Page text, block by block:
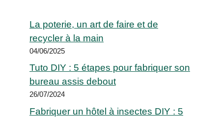
La poterie, un art de faire et de
recycler à la main
04/06/2025
Tuto DIY : 5 étapes pour fabriquer son
bureau assis debout
26/07/2024
Fabriquer un hôtel à insectes DIY : 5